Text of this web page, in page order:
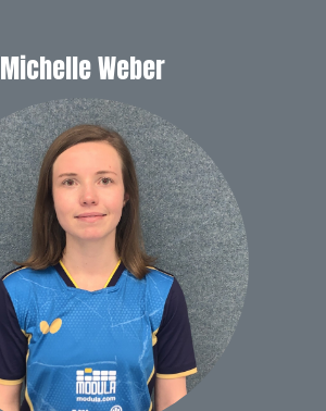
Michelle Weber